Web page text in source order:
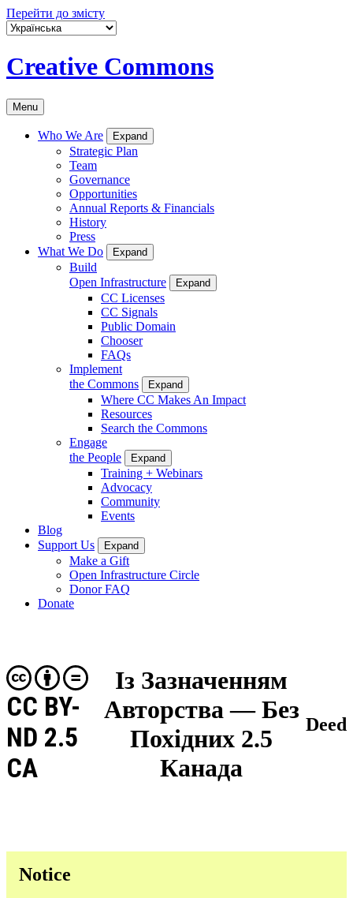
Перейти до змісту
Creative Commons
Menu
Who We Are Expand
Strategic Plan
Team
Governance
Opportunities
Annual Reports & Financials
History
Press
What We Do
Expand
Build
Open Infrastructure
Expand
CC Licenses
CC Signals
Public Domain
Chooser
FAQs
Implement
the Commons
Expand
Where CC Makes An Impact
Resources
Search the Commons
Engage
the People
Expand
Training + Webinars
Advocacy
Community
Events
Blog
Support Us
Expand
Make a Gift
Open Infrastructure Circle
Donor FAQ
Donate
Із Зазначенням
Авторства — Без
Похідних 2.5
Канада
CC BY-
ND 2.5
CA
Deed
Notice